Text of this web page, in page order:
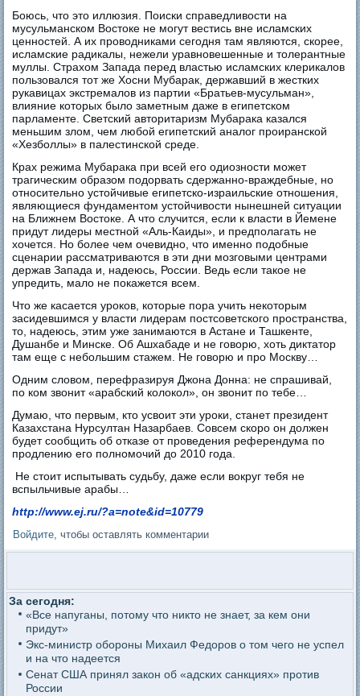
Боюсь, что это иллюзия. Поиски справедливости на
мусульманском Востоке не могут вестись вне исламских
ценностей. А их проводниками сегодня там являются, скорее,
исламские радикалы, нежели уравновешенные и толерантные
муллы. Страхом Запада перед властью исламских клерикалов
пользовался тот же Хосни Мубарак, державший в жестких
рукавицах экстремалов из партии «Братьев-мусульман»,
влияние которых было заметным даже в египетском
парламенте. Светский авторитаризм Мубарака казался
меньшим злом, чем любой египетский аналог проиранской
«Хезболлы» в палестинской среде.
Крах режима Мубарака при всей его одиозности может
трагическим образом подорвать сдержанно-враждебные, но
относительно устойчивые египетско-израильские отношения,
являющиеся фундаментом устойчивости нынешней ситуации
на Ближнем Востоке. А что случится, если к власти в Йемене
придут лидеры местной «Аль-Каиды», и предполагать не
хочется. Но более чем очевидно, что именно подобные
сценарии рассматриваются в эти дни мозговыми центрами
держав Запада и, надеюсь, России. Ведь если такое не
упредить, мало не покажется всем.
Что же касается уроков, которые пора учить некоторым
засидевшимся у власти лидерам постсоветского пространства,
то, надеюсь, этим уже занимаются в Астане и Ташкенте,
Душанбе и Минске. Об Ашхабаде и не говорю, хоть диктатор
там еще с небольшим стажем. Не говорю и про Москву…
Одним словом, перефразируя Джона Донна: не спрашивай,
по ком звонит «арабский колокол», он звонит по тебе…
Думаю, что первым, кто усвоит эти уроки, станет президент
Казахстана Нурсултан Назарбаев. Совсем скоро он должен
будет сообщить об отказе от проведения референдума по
продлению его полномочий до 2010 года.
Не стоит испытывать судьбу, даже если вокруг тебя не
вспыльчивые арабы…
http://www.ej.ru/?a=note&id=10779
Войдите , чтобы оставлять комментарии
За сегодня:
«Все напуганы, потому что никто не знает, за кем они
придут»
Экс-министр обороны Михаил Федоров о том чего не успел
и на что надеется
Сенат США принял закон об «адских санкциях» против
России